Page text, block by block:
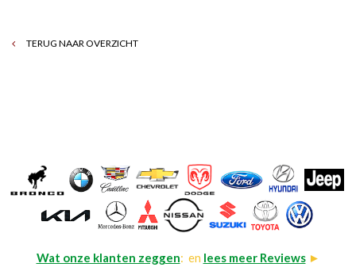
TERUG NAAR OVERZICHT
Wat onze klanten zeggen: en lees meer Reviews►